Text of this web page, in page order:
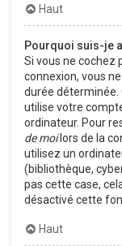
Haut
Pourquoi suis-je
Si vous ne cochez
connexion, vous
durée déterminée.
utilise votre
ordinateur. Pour
de moilors de la
utilisez un
(bibliothèque,
pas cette case,
désactivé cette
Haut